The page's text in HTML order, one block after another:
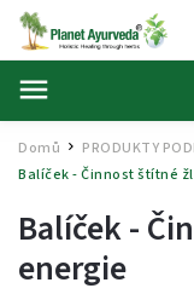
Domů / PRODUKTY
Balíček - Činnost štítné
Balíček -
energie